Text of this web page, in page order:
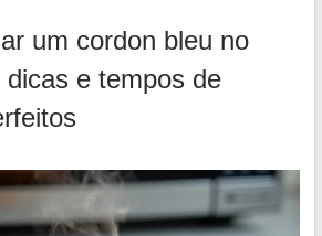
um cordon bleu no
e tempos de